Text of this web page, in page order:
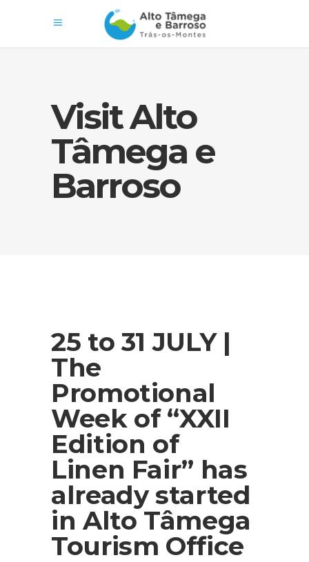
Visit Alto
Tâmega e
Barroso
25 to 31 JULY |
The
Promotional
Week of “XXII
Edition of
Linen Fair” has
already started
in Alto Tâmega
Tourism Office